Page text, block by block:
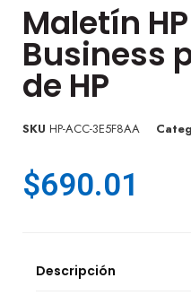
Maletín
Business
de HP
SKU HP-ACC-3E5F8AA
$690.01
Descripción